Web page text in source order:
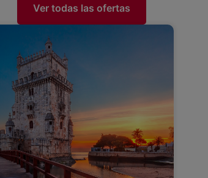
Ver todas las ofertas